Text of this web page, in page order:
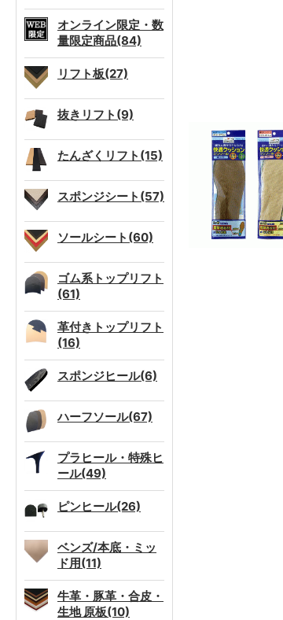
オンライン限定・数
量限定商品(84)
リフト板(27)
抜きリフト(9)
たんざくリフト(15)
スポンジシート(57)
ソールシート(60)
ゴム系トップリフト
(61)
革付きトップリフト
(16)
スポンジヒール(6)
ハーフソール(67)
プラヒール・特殊ヒ
ール(49)
ピンヒール(26)
ベンズ/本底・ミッ
ド用(11)
牛革・豚革・合皮・
生地 原板(10)